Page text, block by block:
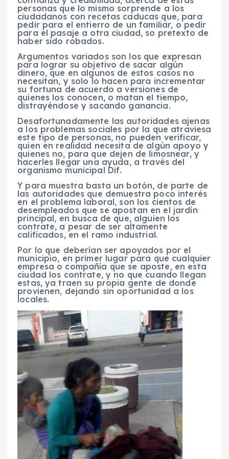
personas que lo mismo sorprende a los
ciudadanos con recetas caducas que, para
pedir para el entierro de un familiar, o pedir
para el pasaje a otra ciudad, so pretexto de
haber sido robados.
Argumentos variados son los que expresan
para lograr su objetivo de sacar algún
dinero, que en algunos de estos casos no
necesitan, y solo lo hacen para incrementar
su fortuna de acuerdo a versiones de
quienes los conocen, o matan el tiempo,
distrayéndose y sacando ganancia.
Desafortunadamente las autoridades ajenas
a los problemas sociales por la que atraviesa
este tipo de personas, no pueden verificar,
quien en realidad necesita de algún apoyo y
quienes no, para que dejen de limosnear, y
hacerles llegar una ayuda, a través del
organismo municipal Dif.
Y para muestra basta un botón, de parte de
las autoridades que demuestra poco interés
en el problema laboral, son los cientos de
desempleados que se apostan en el jardín
principal, en busca de que, alguien los
contrate, a pesar de ser altamente
calificados, en el ramo industrial.
Por lo que deberían ser apoyados por el
municipio, en primer lugar para que cualquier
empresa o compañía que se aposte, en esta
ciudad los contrate, y no que cuando llegan
estas, ya traen su propia gente de donde
provienen, dejando sin oportunidad a los
locales.